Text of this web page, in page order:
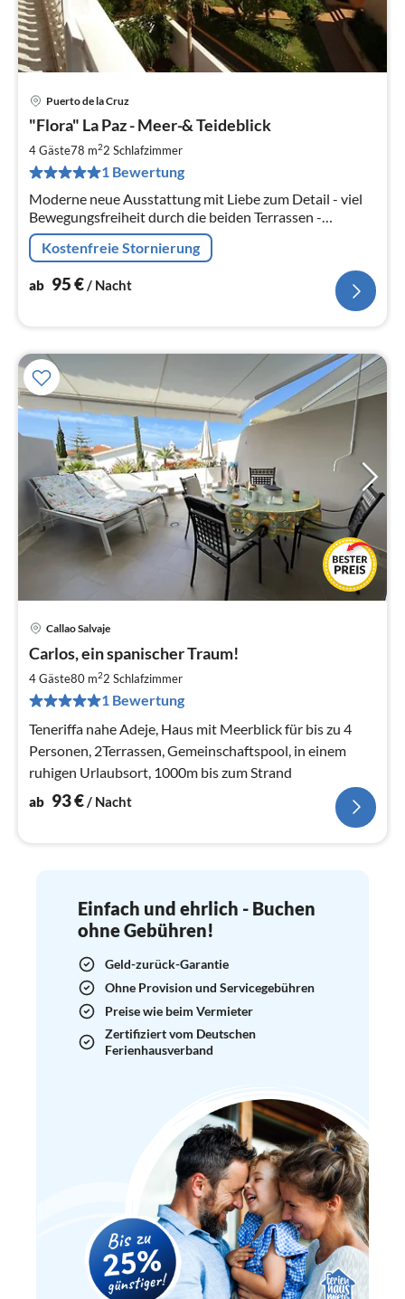
Puerto de la Cruz
"Flora" La Paz - Meer-& Teideblick
4 Gäste78 m22 Schlafzimmer
1 Bewertung
Moderne neue Ausstattung mit Liebe zum Detail - viel
Bewegungsfreiheit durch die beiden Terrassen -
zuverlässiger Service durch die Eigentümerin vor Ort!
Kostenfreie Stornierung
ab 95€/ Nacht
Callao Salvaje
Carlos, ein spanischer Traum!
4 Gäste80 m22 Schlafzimmer
1 Bewertung
Teneriffa nahe Adeje, Haus mit Meerblick für bis zu 4
Personen, 2Terrassen, Gemeinschaftspool, in einem
ruhigen Urlaubsort, 1000m bis zum Strand
ab 93€/ Nacht
Einfach und ehrlich - Buchen
ohne Gebühren!
Geld-zurück-Garantie
Ohne Provision und Servicegebühren
Preise wie beim Vermieter
Zertifiziert vom Deutschen
Ferienhausverband